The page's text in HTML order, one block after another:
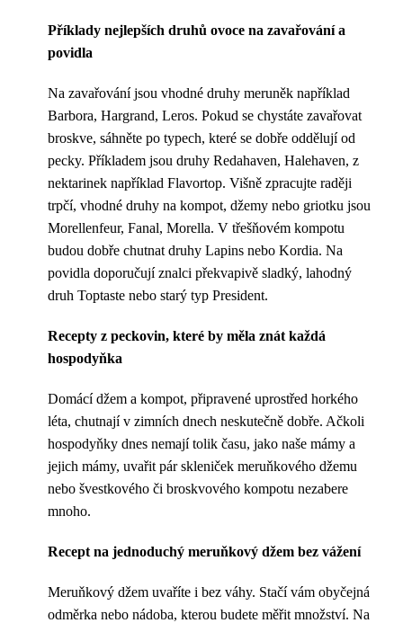
Příklady nejlepších druhů ovoce na zavařování a
povidla
Na zavařování jsou vhodné druhy meruněk například
Barbora, Hargrand, Leros. Pokud se chystáte zavařovat
broskve, sáhněte po typech, které se dobře oddělují od
pecky. Příkladem jsou druhy Redahaven, Halehaven, z
nektarinek například Flavortop. Višně zpracujte raději
trpčí, vhodné druhy na kompot, džemy nebo griotku jsou
Morellenfeur, Fanal, Morella. V třešňovém kompotu
budou dobře chutnat druhy Lapins nebo Kordia. Na
povidla doporučují znalci překvapivě sladký, lahodný
druh Toptaste nebo starý typ President.
Recepty z peckovin, které by měla znát každá
hospodyňka
Domácí džem a kompot, připravené uprostřed horkého
léta, chutnají v zimních dnech neskutečně dobře. Ačkoli
hospodyňky dnes nemají tolik času, jako naše mámy a
jejich mámy, uvařit pár skleniček meruňkového džemu
nebo švestkového či broskvového kompotu nezabere
mnoho.
Recept na jednoduchý meruňkový džem bez vážení
Meruňkový džem uvaříte i bez váhy. Stačí vám obyčejná
odměrka nebo nádoba, kterou budete měřit množství. Na